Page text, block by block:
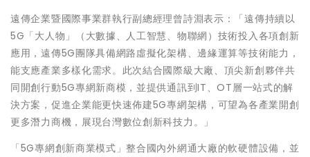
遠傳企業暨國際事業群執行副總經理曾詩淵表示：「遠傳持續以
5G「大人物」（大數據、人工智慧、物聯網）技術投入各項創新
應用，遠傳5G團隊具備網路虛擬化架構、邊緣運算等技術能力，
能支應產業多樣化需求。此次結合國際級大廠、頂尖新創夥伴共
同開創行動5G專網新商模，並提供通訊到IT、OT層一站式的解
決方案，促進企業能更快速佈建5G專網架構，可望為各產業開創
更多潛力商機，展現台灣數位創新科技力。」
「5G專網創新商業模式」整合國內外網通大廠的軟硬體設備，並